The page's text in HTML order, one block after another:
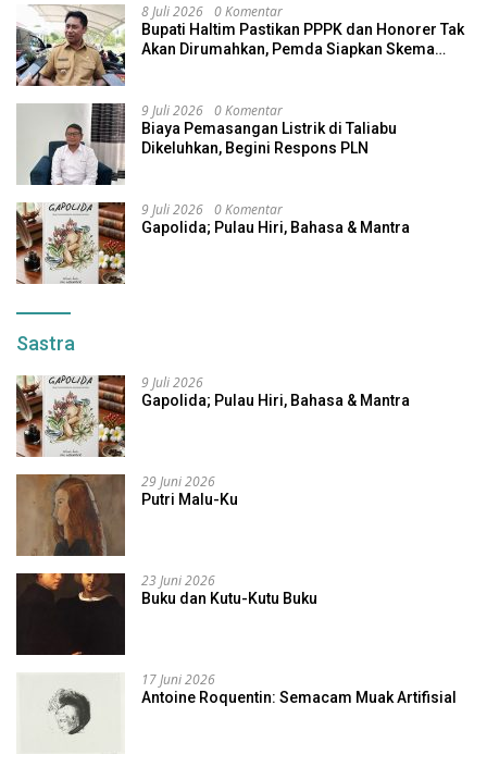
8 Juli 2026 0 Komentar
Bupati Haltim Pastikan PPPK dan Honorer Tak
Akan Dirumahkan, Pemda Siapkan Skema
9 Juli 2026 0 Komentar
Biaya Pemasangan Listrik di Taliabu
Dikeluhkan, Begini Respons PLN
9 Juli 2026 0 Komentar
Gapolida; Pulau Hiri, Bahasa & Mantra
Sastra
9 Juli 2026
Gapolida; Pulau Hiri, Bahasa & Mantra
29 Juni 2026
Putri Malu-Ku
23 Juni 2026
Buku dan Kutu-Kutu Buku
17 Juni 2026
Antoine Roquentin: Semacam Muak Artifisial